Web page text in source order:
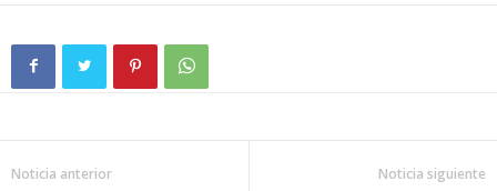
Noticia anterior Noticia siguiente